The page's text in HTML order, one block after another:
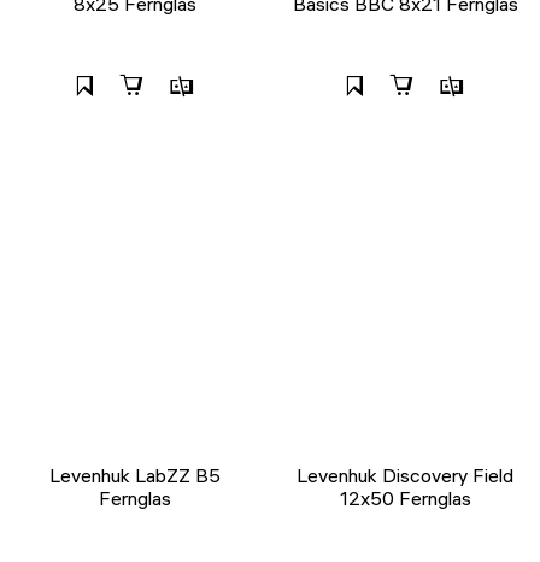
Levenhuk LabZZ B5
Fernglas
Levenhuk Discovery Field
12x50 Fernglas